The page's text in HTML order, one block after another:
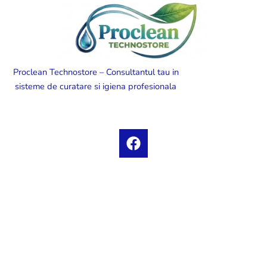
Proclean Technostore – Consultantul tau in
sisteme de curatare si igiena profesionala
F
a
c